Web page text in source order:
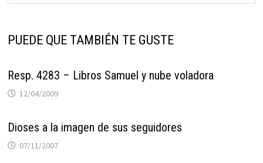
PUEDE QUE TAMBIÉN TE GUSTE
Resp. 4283 – Libros Samuel y nube voladora
12/04/2009
Dioses a la imagen de sus seguidores
07/11/2007